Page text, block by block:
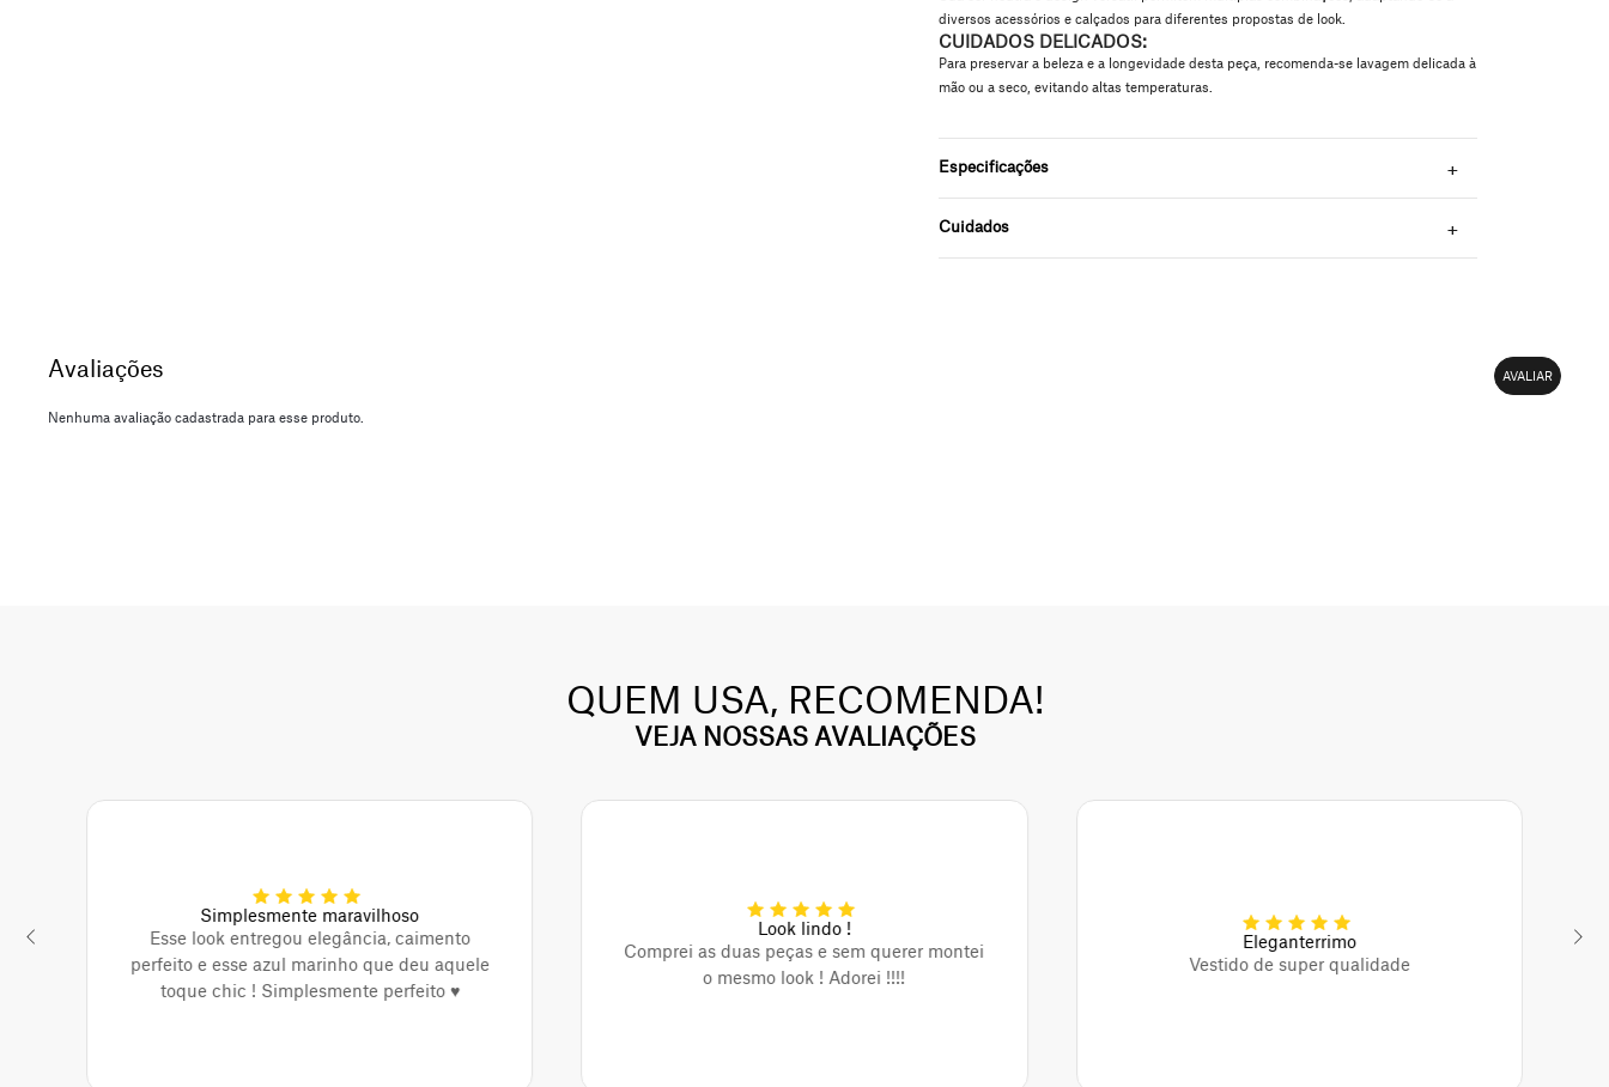
diversos acessórios e calçados para diferentes propostas de look.
CUIDADOS DELICADOS:
Para preservar a beleza e a longevidade desta peça, recomenda-se lavagem delicada à
mão ou a seco, evitando altas temperaturas.
Especificações
Cuidados
Nenhuma avaliação cadastrada para esse produto.
QUEM USA, RECOMENDA!
VEJA NOSSAS AVALIAÇÕES
Simplesmente maravilhoso
Esse look entregou elegância, caimento
perfeito e esse azul marinho que deu aquele
toque chic ! Simplesmente perfeito ♥️
Look lindo !
Comprei as duas peças e sem querer montei
o mesmo look ! Adorei !!!!
Eleganterrimo
Vestido de super qualidade